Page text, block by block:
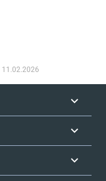
11.02.2026